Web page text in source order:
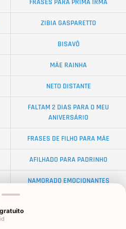
FRASES PARA PRIMA IRMÃ
ZIBIA GASPARETTO
BISAVÔ
MÃE RAINHA
NETO DISTANTE
FALTAM 2 DIAS PARA O MEU
ANIVERSÁRIO
FRASES DE FILHO PARA MÃE
AFILHADO PARA PADRINHO
NAMORADO EMOCIONANTES